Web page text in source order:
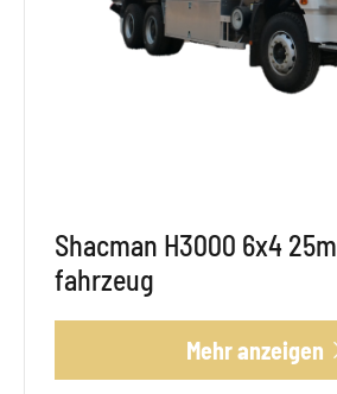
Shacman H3000 6x4
fahrzeug
Mehr anzeigen